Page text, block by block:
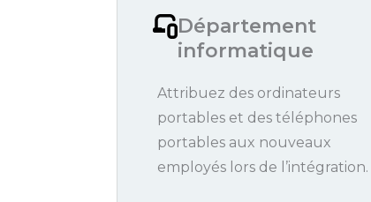
Département
informatique
Attribuez des ordinateurs
portables et des téléphones
portables aux nouveaux
employés lors de l’intégration.